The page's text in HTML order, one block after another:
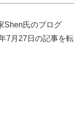
Shen氏のブログ
7月27日の記事を転